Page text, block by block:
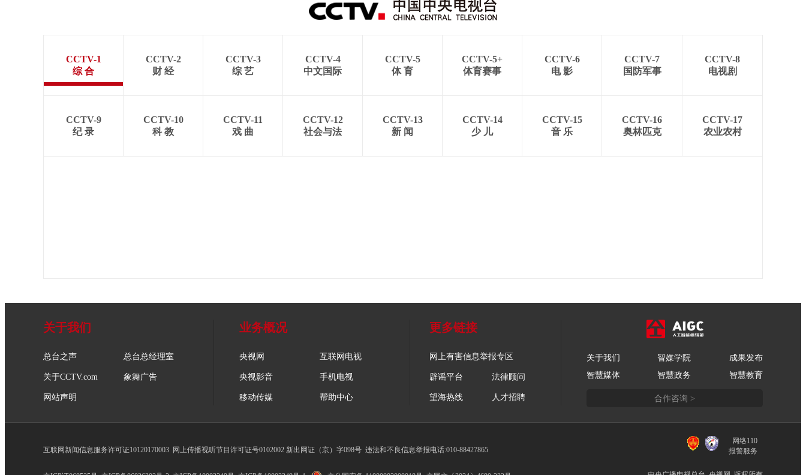
CCTV.节目官网 直播 节目单 栏目 片库 热播榜 总台企业白名单
CCTV-1
综 合
CCTV-2
财 经
CCTV-3
综 艺
CCTV-4
中文国际
CCTV-5
体 育
CCTV-5+
体育赛事
CCTV-6
电 影
CCTV-7
国防军事
CCTV-8
电视剧
CCTV-9
纪 录
CCTV-10
科 教
CCTV-11
戏 曲
CCTV-12
社会与法
CCTV-13
新 闻
CCTV-14
少 儿
CCTV-15
音 乐
CCTV-16
奥林匹克
CCTV-17
农业农村
关于我们
总台之声 总台总经理室
关于CCTV.com 象舞广告
网站声明
业务概况
央视网 互联网电视
央视影音 手机电视
移动传媒 帮助中心
更多链接
网上有害信息举报专区
辟谣平台 法律顾问
望海热线 人才招聘
关于我们 智媒学院
成果发布
智慧媒体
智慧政务 智慧教育
合作咨询 >
互联网新闻信息服务许可证10120170003 网上传播视听节目许可证号0102002 新出网证（京）字098号 违法和不良信息举报电话:010-88427865
网络110
报警服务